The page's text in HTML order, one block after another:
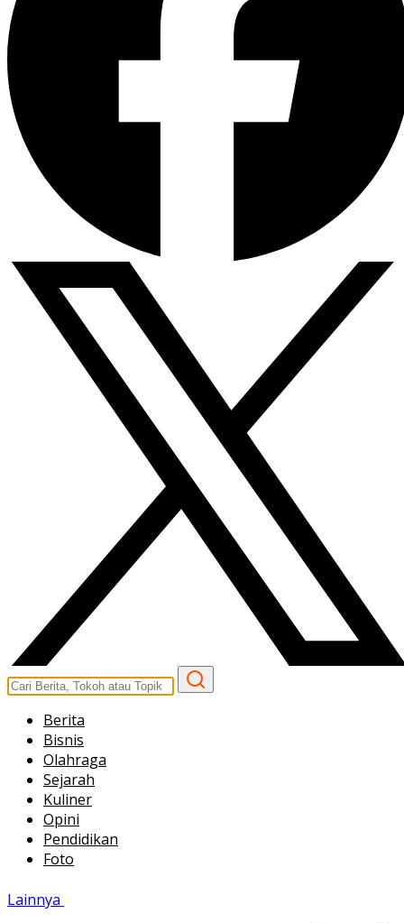
Berita
Bisnis
Olahraga
Sejarah
Kuliner
Opini
Pendidikan
Foto
Lainnya